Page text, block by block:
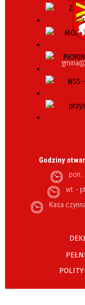
Godziny
pon.:
wt. -
Kasa